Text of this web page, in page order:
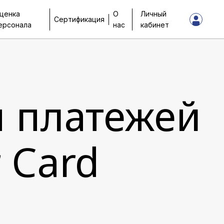
Сертификация
О
нас
Личный
кабинет